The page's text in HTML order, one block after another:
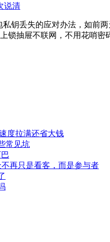
说清
钥丢失的应对办法，如
锁抽屉不联网，不用花哨
度拉满还省大钱
常见坑
再只是看客，而是参与者